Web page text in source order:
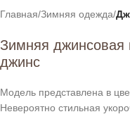
Главная Зимняя одежда
Зимняя джинсовая
джинс
Модель представлена в
Невероятно стильная